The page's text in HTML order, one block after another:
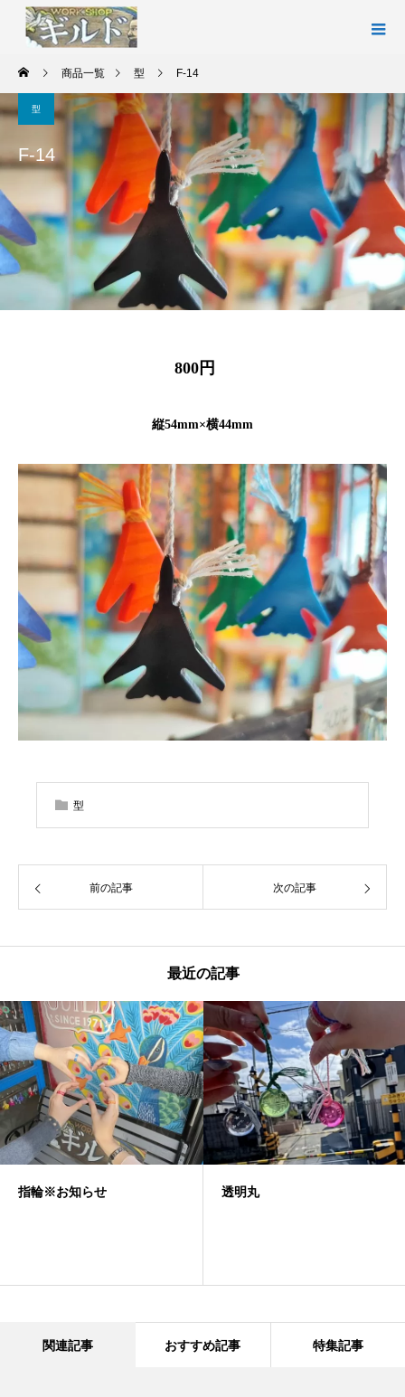
商品一覧 型 F-14
型
F-14
800円
縦54mm×横44mm
型
前の記事 次の記事
最近の記事
透明丸 ネックレス
関連記事 おすすめ記事 特集記事